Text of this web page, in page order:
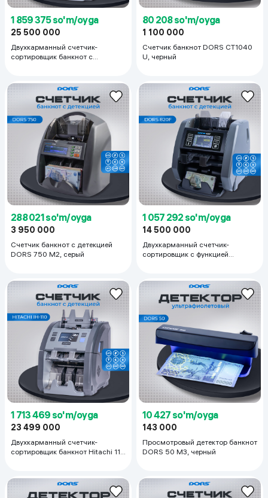
1 859 375 so'm/oyga
25 500 000
Двухкарманный счетчик-
сортировщик банкнот с
80 208 so'm/oyga
1 100 000
Счетчик банкнот DORS CT1040
U, черный
288 021 so'm/oyga
3 950 000
Счетчик банкнот с детекцией
DORS 750 M2, серый
1 057 292 so'm/oyga
14 500 000
Двухкарманный счетчик-
сортировщик с функцией
1 713 469 so'm/oyga
23 499 000
Двухкарманный счетчик-
сортировщик банкнот Hitachi 110
10 427 so'm/oyga
143 000
Просмотровый детектор банкнот
DORS 50 M3, черный